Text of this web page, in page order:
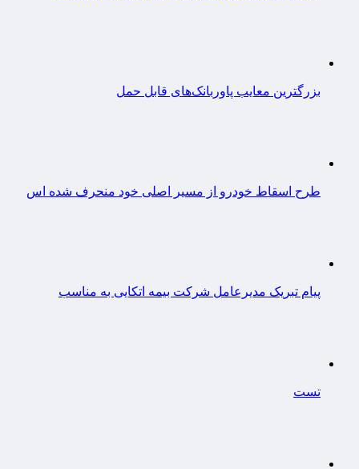
بزرگترین معایب پاوربانک‌های قابل حمل
طرح اسقاط خودرو از مسیر اصلی خود منحرف شده اس
پیام تبریک مدیرعامل شرکت بیمه اتکایی به مناسب
تست